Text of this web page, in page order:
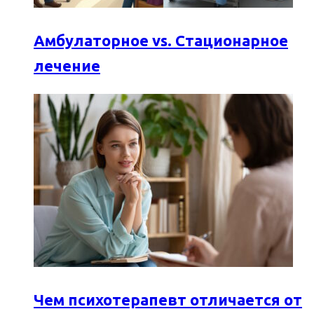
Амбулаторное vs. Стационарное
лечение
Чем психотерапевт отличается от